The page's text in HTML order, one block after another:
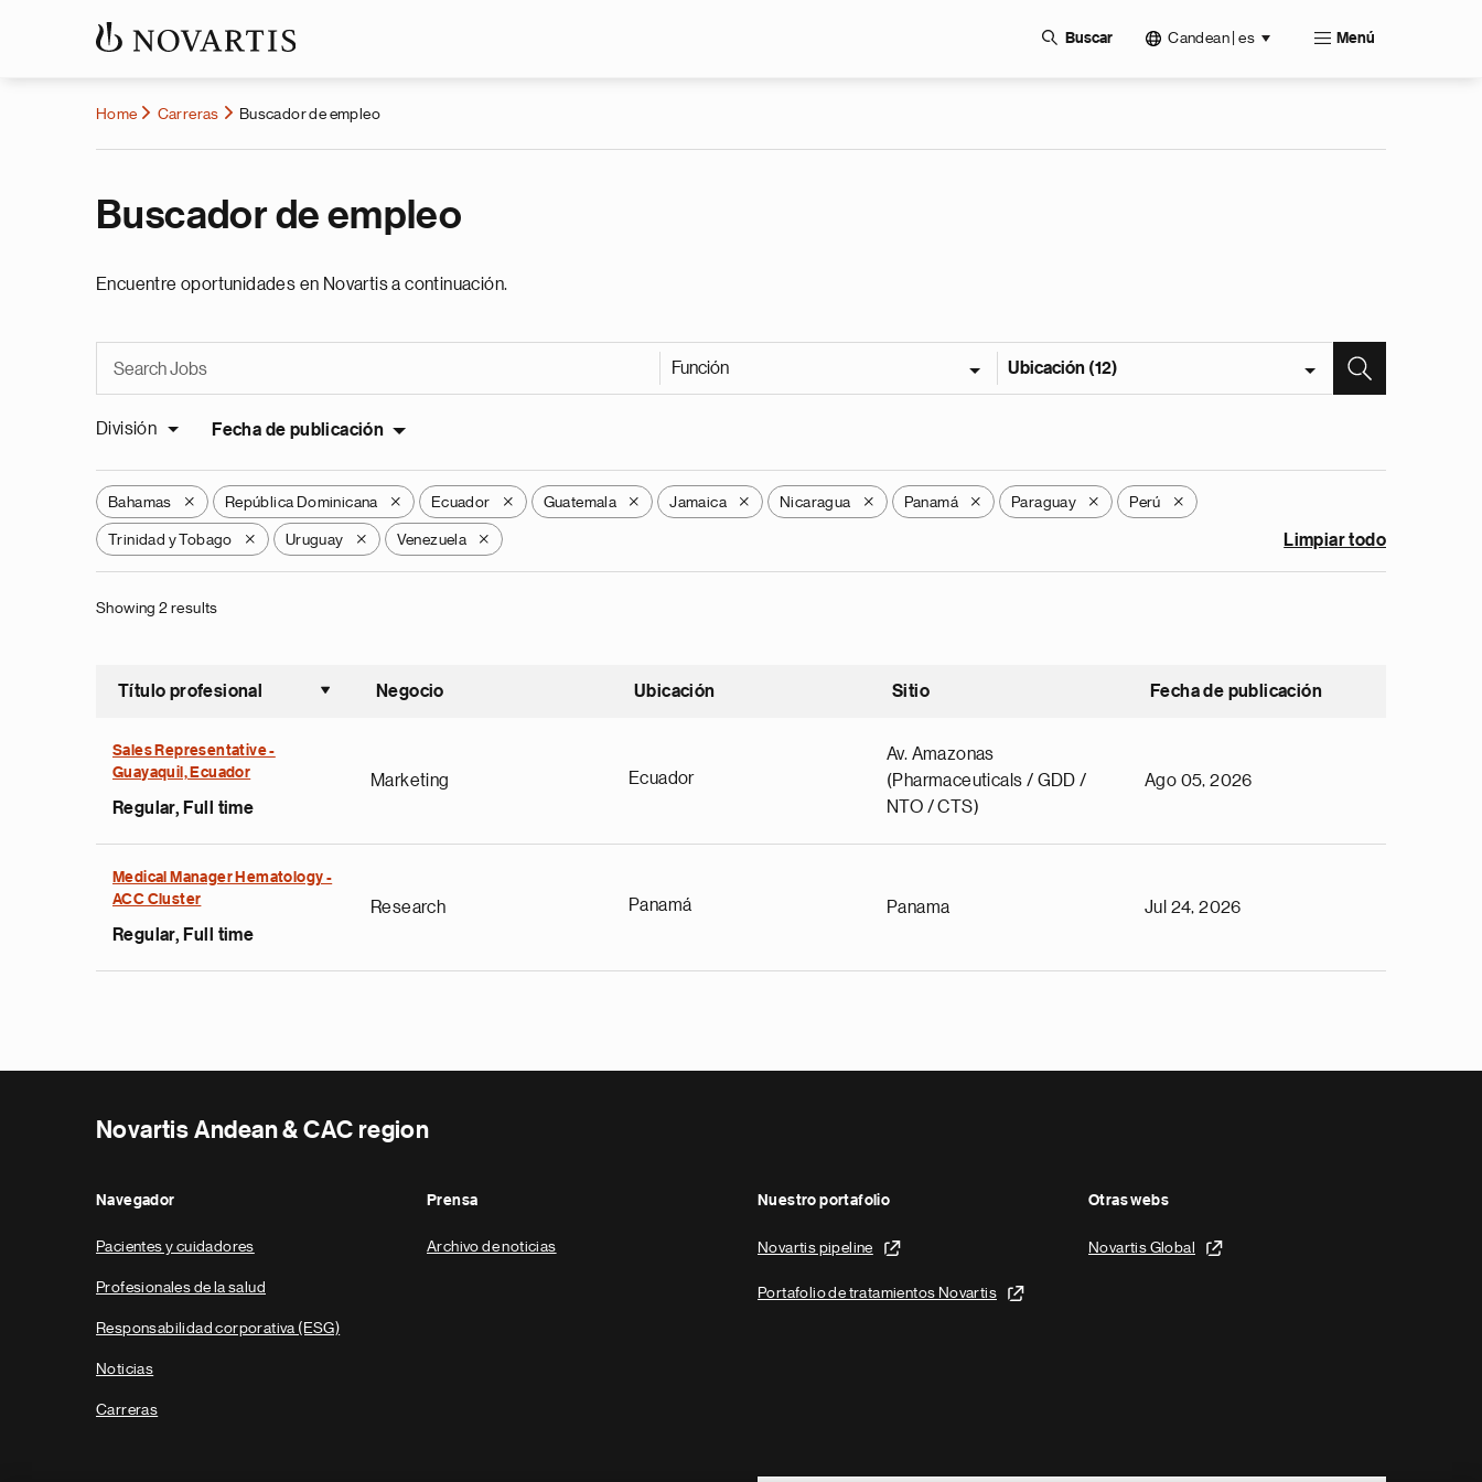
Buscar Candean | es Menú
Home Carreras Buscador de empleo
Buscador de empleo
Encuentre oportunidades en Novartis a continuación.
Función Ubicación (12)
División Fecha de publicación
Bahamas X República Dominicana X Ecuador X Guatemala X Jamaica X Nicaragua X Panamá X Paraguay X Perú X
Trinidad y Tobago X Uruguay X Venezuela X Limpiar todo
Showing 2 results
Título profesional
Ordenar ascendente
Negocio Ubicación Sitio Fecha de publicación
Sales Representative -
Guayaquil, Ecuador
Regular, Full time
Marketing Ecuador
Av. Amazonas
(Pharmaceuticals / GDD /
NTO / CTS)
Ago 05, 2026
Medical Manager Hematology -
ACC Cluster
Regular, Full time
Research Panamá Panama Jul 24, 2026
Novartis Andean & CAC region
Navegador
Pacientes y cuidadores
Profesionales de la salud
Responsabilidad corporativa (ESG)
Noticias
Carreras
Prensa
Archivo de noticias
Nuestro portafolio
Novartis pipeline
Portafolio de tratamientos Novartis
Otras webs
Novartis Global